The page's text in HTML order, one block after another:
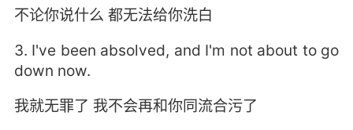
不论你说什么 都无法给你洗白
3. I've been absolved, and I'm not about to go
down now.
我就无罪了 我不会再和你同流合污了